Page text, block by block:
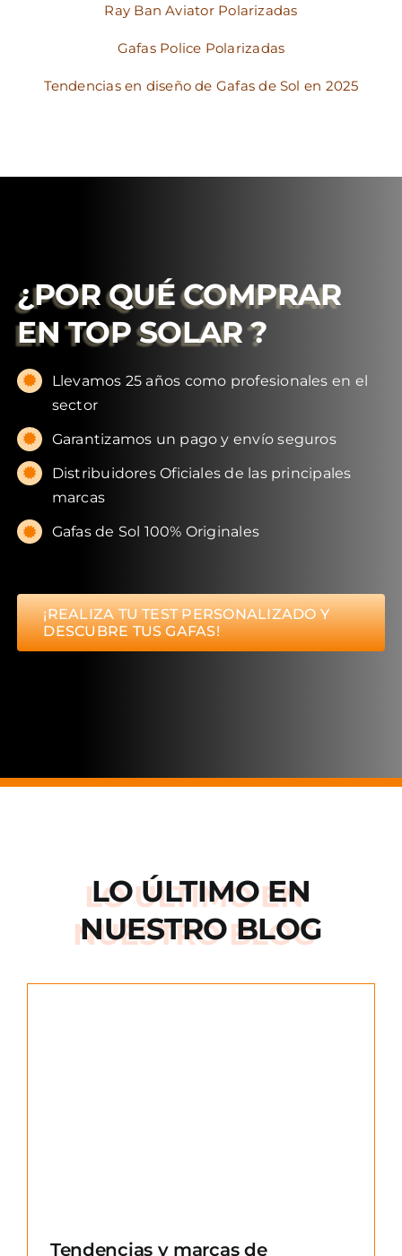
Ray Ban Aviator Polarizadas
Gafas Police Polarizadas
Tendencias en diseño de Gafas de Sol en 2025
¿POR QUÉ COMPRAR
EN TOP SOLAR ?
Llevamos 25 años como profesionales en el
sector
Garantizamos un pago y envío seguros
Distribuidores Oficiales de las principales
marcas
Gafas de Sol 100% Originales
¡REALIZA TU TEST PERSONALIZADO Y
DESCUBRE TUS GAFAS!
LO ÚLTIMO EN
NUESTRO BLOG
Tendencias y marcas de